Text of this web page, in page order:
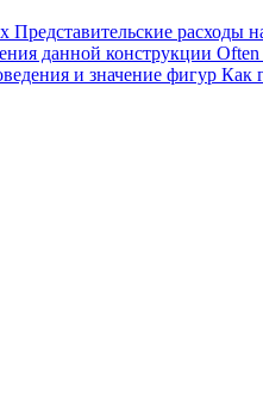
Представительские расходы
данной конструкции
и значение фигур Как